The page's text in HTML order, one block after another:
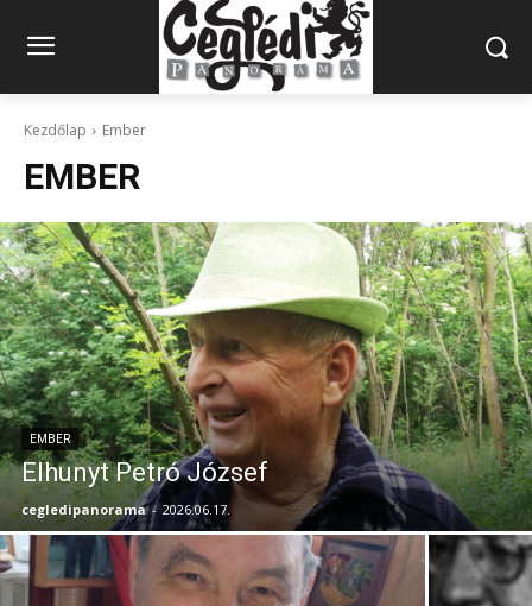
Kezdőlap Ember
EMBER
EMBER
Elhunyt Petró József
cegledipanorama - 2026.06.17.